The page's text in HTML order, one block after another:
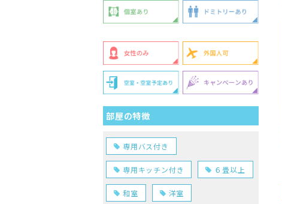
部屋の特徴
専用バス付き
専用キッチン付き ６畳以上
和室 洋室